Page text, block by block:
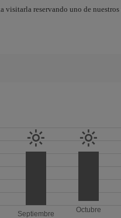
visitarla reservando uno de nuestros
Septiembre
Octubre